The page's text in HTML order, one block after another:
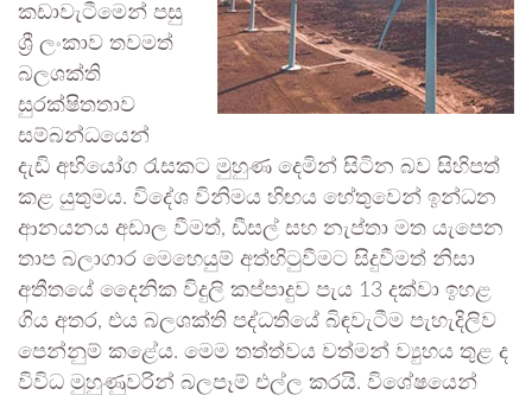
කඩාවැටීමෙන් පසු
ශ්‍රී ලංකාව තවමත්
බලශක්ති
සුරක්ෂිතතාව
සම්බන්ධයෙන්
දැඩි අභියෝග රැසකට මුහුණ දෙමින් සිටින බව සිහිපත්
කළ යුතුමය. විදේශ විනිමය හිඟය හේතුවෙන් ඉන්ධන
ආනයනය අඩාල වීමත්, ඩීසල් සහ නැප්තා මත යැපෙන
තාප බලාගාර මෙහෙයුම් අත්හිටුවීමට සිදුවීමත් නිසා
අතීතයේ දෛනික විදුලි කප්පාදුව පැය 13 දක්වා ඉහළ
ගිය අතර, එය බලශක්ති පද්ධතියේ බිඳවැටීම පැහැදිලිව
පෙන්නුම් කළේය. මෙම තත්ත්වය වත්මන් ව්‍යුහය තුළ ද
විවිධ මුහුණුවරින් බලපෑම් එල්ල කරයි. විශේෂයෙන්